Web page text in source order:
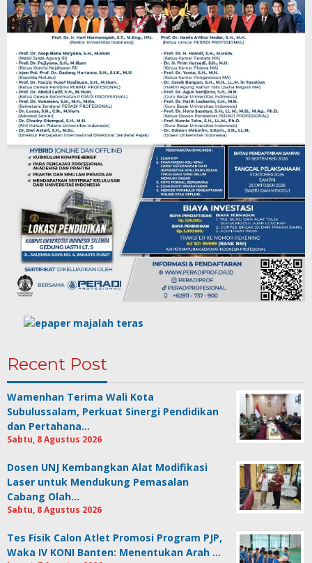
Recent Post
Wamenhan Terima Wali Kota
Subulussalam, Perkuat Sinergi Pendidikan
dan Pertahana…
Sabtu, 8 Agustus 2026
Dosen UNJ Kembangkan Alat Modifikasi
Laser untuk Mendukung Pemasalan
Cabang Olah…
Sabtu, 8 Agustus 2026
Tes Fisik Calon Atlet Promosi Program PJP,
Waka IV KONI Banten: Menentukan Arah …